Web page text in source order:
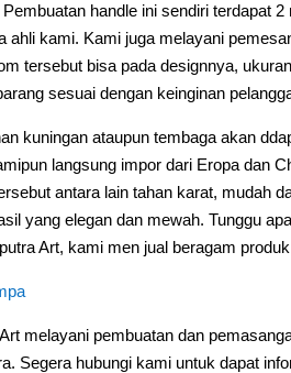
handle ini sendiri terdapat
ahli kami. Kami juga melayani
tersebut bisa pada designnya,
sesuai dengan keinginan
kuningan ataupun tembaga akan
langsung impor dari Eropa dan
antara lain tahan karat, mudah
yang elegan dan mewah. Tunggu
Art, kami men jual beragam
melayani pembuatan dan
Segera hubungi kami untuk dapat